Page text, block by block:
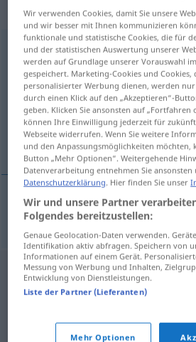
„Durchschlagskraft“
Durchschlagskraftf <
Durchschlagskräfte>
Übersicht aller Übersetzungen
(Für mehr Details die Übersetzung
probojna snaga
probojnasnaga Durchschlagskraft
Wir verwenden Cookies, damit Sie unsere
und wir besser mit Ihnen kommunizieren
funktionale und statistische Cookies, die für
und der statistischen Auswertung unserer
werden auf Grundlage unserer Vorauswahl
gespeichert. Marketing-Cookies und Cookies,
personalisierter Werbung dienen, werden
durch einen Klick auf den „Akzeptieren“-
geben. Klicken Sie ansonsten auf „Fortfahren
können Ihre Einwilligung jederzeit für
Webseite widerrufen. Wenn Sie weitere
und den Anpassungsmöglichkeiten möchten,
Button „Mehr Optionen“. Weitergehende
Datenverarbeitung entnehmen Sie ansonsten
Datenschutzerklärung. Hier finden Sie unser
Wir und unsere Partner
Folgendes bereitzustellen:
Genaue Geolocation-Daten verwenden.
Identifikation aktiv abfragen. Speichern von
Informationen auf einem Gerät.
Messung von Werbung und Inhalten,
Entwicklung von Dienstleistungen.
Liste der Partner (Lieferanten)
Mehr Optionen